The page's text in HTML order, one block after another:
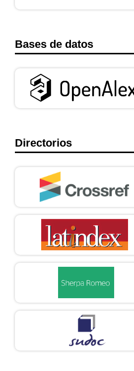
Bases de datos
Directorios